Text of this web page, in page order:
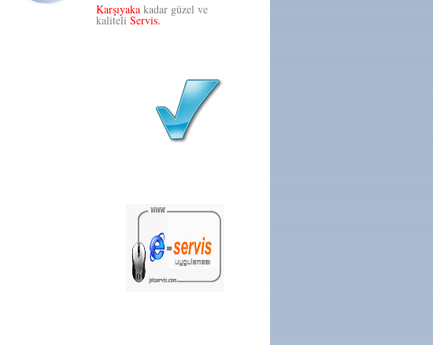
Karşıyaka kadar güzel ve
kaliteli Servis.